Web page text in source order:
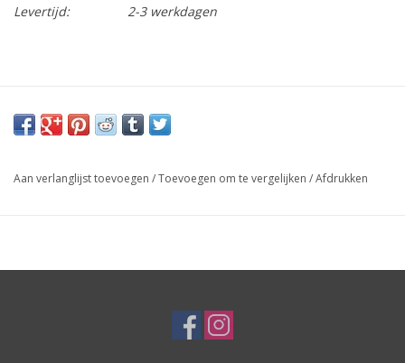
Levertijd:
2-3 werkdagen
Aan verlanglijst toevoegen /Toevoegen om te vergelijken /Afdrukken